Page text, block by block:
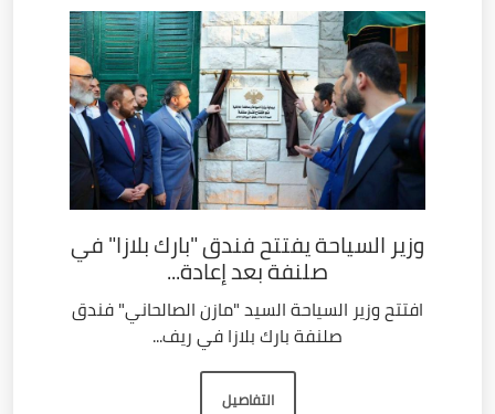
وزير السياحة يفتتح فندق "بارك بلازا" في
صلنفة بعد إعادة...
افتتح وزير السياحة السيد "مازن الصالحاني" فندق
صلنفة بارك بلازا في ريف...
التفاصيل